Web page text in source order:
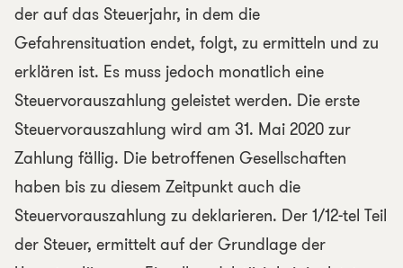
der auf das Steuerjahr, in dem die
Gefahrensituation endet, folgt, zu ermitteln und zu
erklären ist. Es muss jedoch monatlich eine
Steuervorauszahlung geleistet werden. Die erste
Steuervorauszahlung wird am 31. Mai 2020 zur
Zahlung fällig. Die betroffenen Gesellschaften
haben bis zu diesem Zeitpunkt auch die
Steuervorauszahlung zu deklarieren. Der 1/12-tel Teil
der Steuer, ermittelt auf der Grundlage der